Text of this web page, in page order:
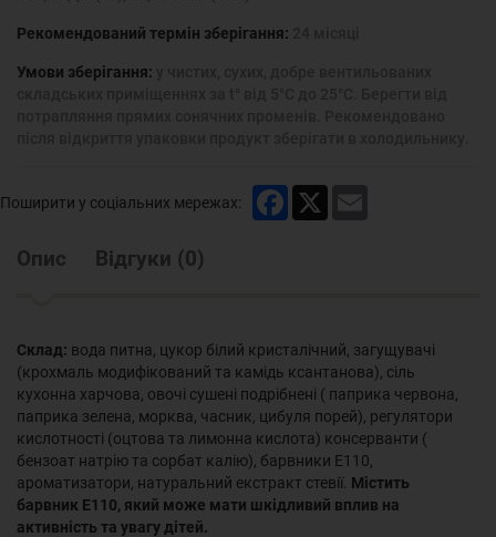
Рекомендований термін зберігання:
Умови зберігання:
Поширити у соціальних мережах: Facebook
Опис Відгуки (0)
Склад: вода питна, цукор білий кристалічний, загущувачі
(крохмаль модифікований та камідь ксантанова), сіль
кухонна харчова, овочі сушені подрібнені ( паприка червона,
паприка зелена, морква, часник, цибуля порей), регулятори
кислотності (оцтова та лимонна кислота) консерванти (
бензоат натрію та сорбат калію), барвники Е110,
ароматизатори, натуральний екстракт стевії. Містить
барвник Е110, який може мати шкідливий вплив на
активність та увагу дітей.